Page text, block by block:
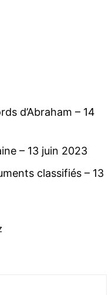
d’Abraham – 14
– 13 juin 2023
classifiés – 13